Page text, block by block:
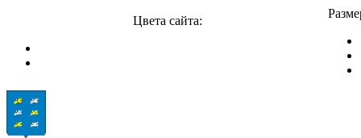
Цвета сайта: